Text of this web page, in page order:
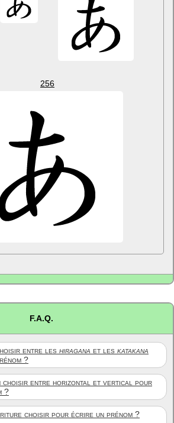
256
F.A.Q.
entre les hiragana et les katakana
?
choisir entre horizontal et vertical pour
?
choisir pour écrire un prénom ?